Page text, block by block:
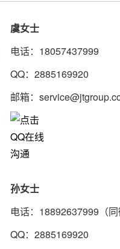
虞女士
电话：18057437999
QQ：2885169920
邮箱：
孙女士
电话：18892637999（同
QQ：2885169920